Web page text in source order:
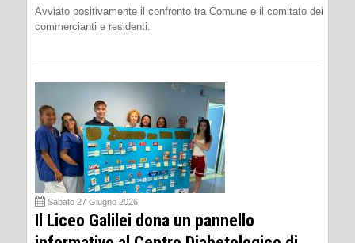
Avviato positivamente il confronto tra Comune e il comitato dei
commercianti e residenti.
Sabato 27 Giugno 2026
Il Liceo Galilei dona un pannello